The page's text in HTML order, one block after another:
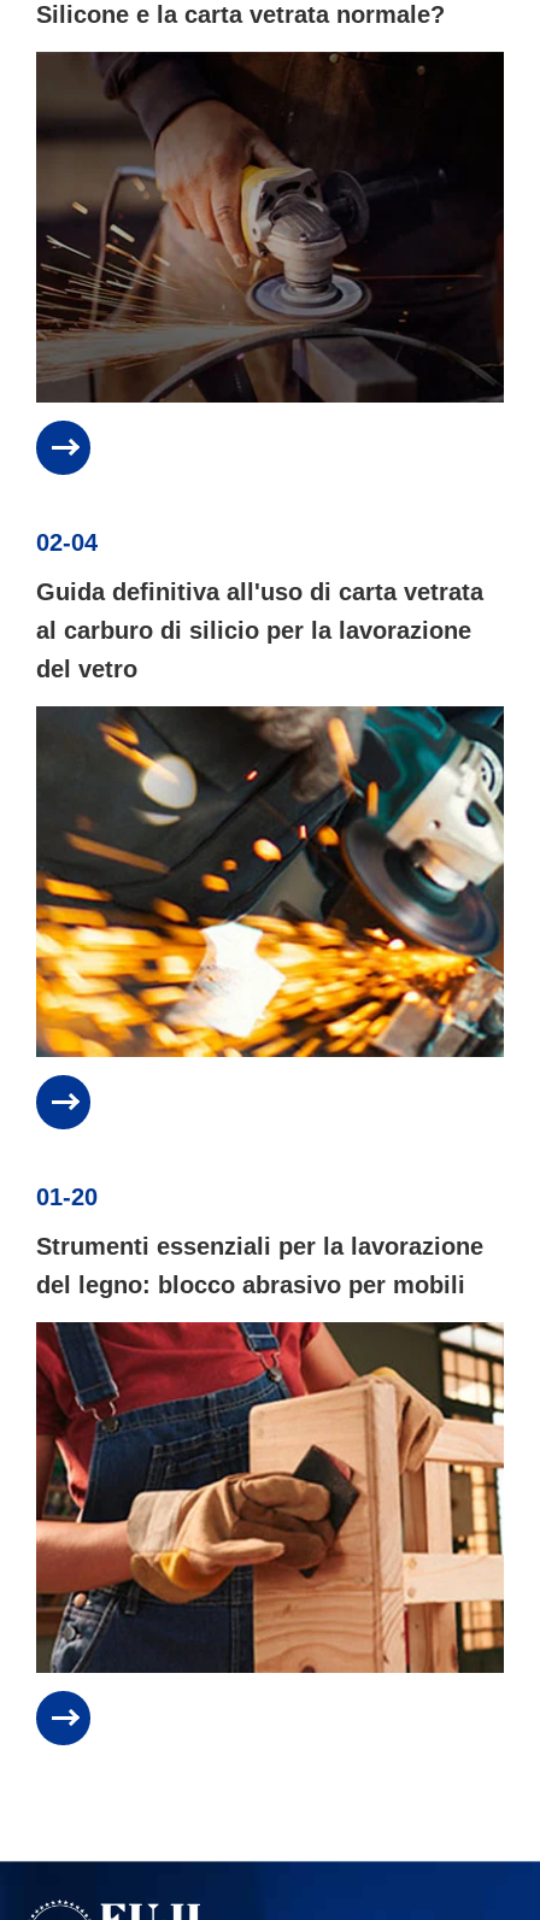
Silicone e la carta vetrata normale?
02-04
Guida definitiva all'uso di carta vetrata
al carburo di silicio per la lavorazione
del vetro
01-20
Strumenti essenziali per la lavorazione
del legno: blocco abrasivo per mobili